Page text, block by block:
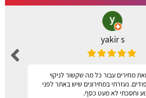
yakir s
מחירים עבור כל מה שקשור לניקוי
נעזרתי במחירונים שיש באתר לפני
וחסכתי לא מעט כסף.